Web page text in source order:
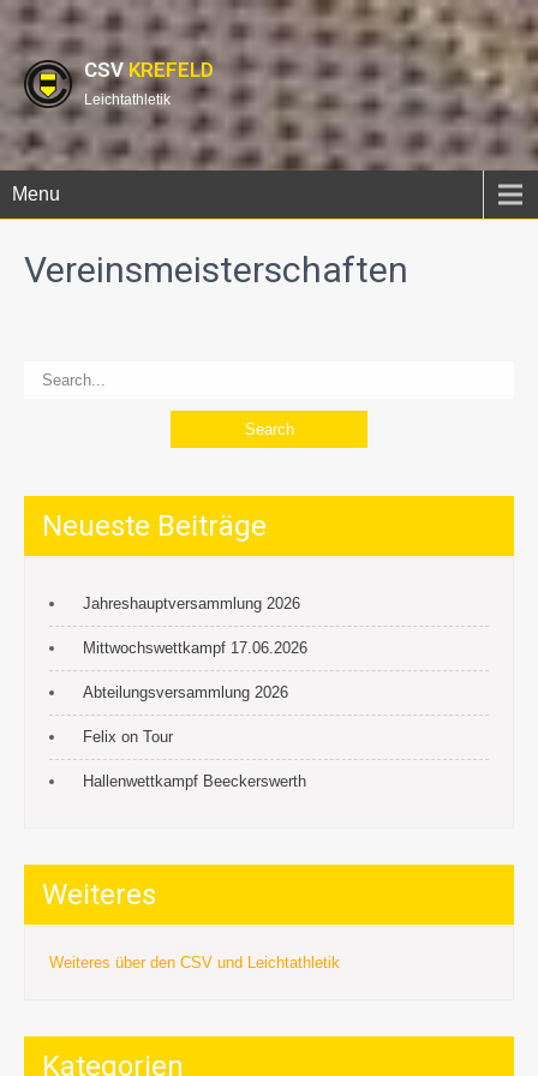
CSV KREFELD
Leichtathletik
Menu
Vereinsmeisterschaften
Neueste Beiträge
Jahreshauptversammlung 2026
Mittwochswettkampf 17.06.2026
Abteilungsversammlung 2026
Felix on Tour
Hallenwettkampf Beeckerswerth
Weiteres
Weiteres über den CSV und Leichtathletik
Kategorien